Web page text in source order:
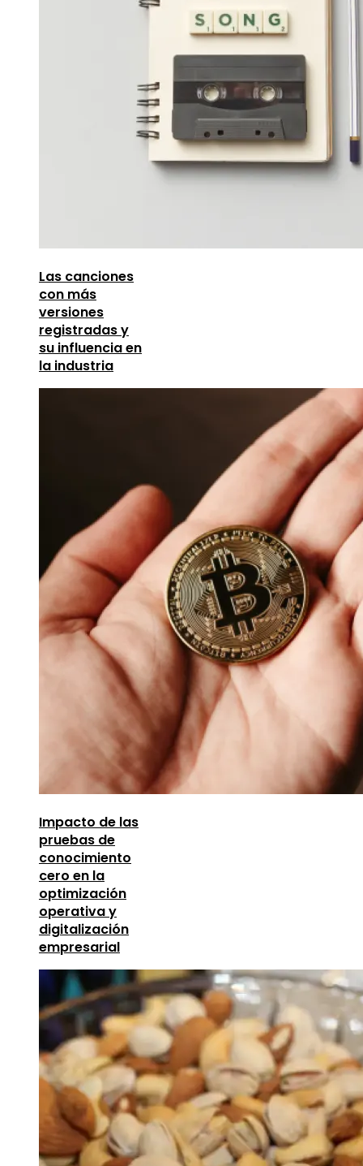
Las canciones
con más
versiones
registradas y
su influencia en
la industria
Impacto de las
pruebas de
conocimiento
cero en la
optimización
operativa y
digitalización
empresarial